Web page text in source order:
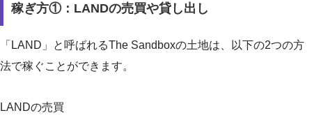
稼ぎ方①：LANDの売買や貸し出し
「LAND」と呼ばれるThe Sandboxの土地は、以下の2つの方
法で稼ぐことができます。
LANDの売買